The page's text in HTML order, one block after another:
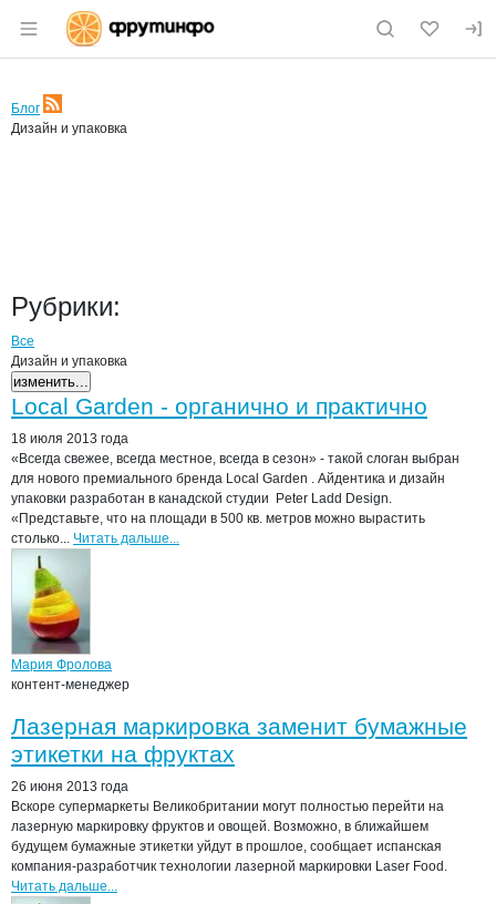
Раздел навигации по сайту fruitinfo.ru
Блог
RSS
Дизайн и упаковка
Рубрики:
Все
Дизайн и упаковка
изменить...
Посты блога
Local Garden - органично и практично
18 июля 2013 года
«Всегда свежее, всегда местное, всегда в сезон» - такой слоган выбран
для нового премиального бренда Local Garden . Айдентика и дизайн
упаковки разработан в канадской студии Peter Ladd Design.
«Представьте, что на площади в 500 кв. метров можно вырастить
столько... Читать дальше...
Мария Фролова
контент-менеджер
Лазерная маркировка заменит бумажные
этикетки на фруктах
26 июня 2013 года
Вскоре супермаркеты Великобритании могут полностью перейти на
лазерную маркировку фруктов и овощей. Возможно, в ближайшем
будущем бумажные этикетки уйдут в прошлое, сообщает испанская
компания-разработчик технологии лазерной маркировки Laser Food.
Читать дальше...